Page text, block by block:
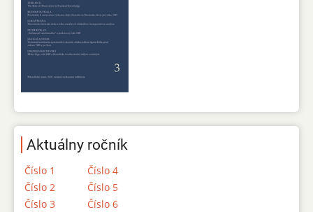
Aktuálny ročník
Číslo 1
Číslo 2
Číslo 3
Číslo 4
Číslo 5
Číslo 6